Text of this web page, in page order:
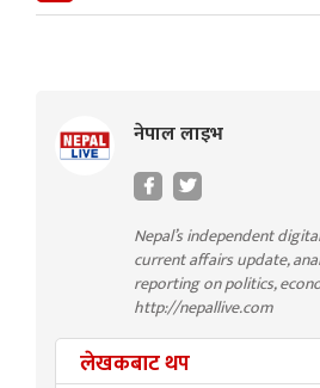
नेपाल लाइभ
Nepal’s independent
current affairs update,
reporting on politics,
http://nepallive.com
लेखकबाट थप